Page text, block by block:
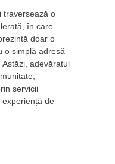
traversează o
în care
doar o
o simplă adresă
adevăratul
servicii
experiență de